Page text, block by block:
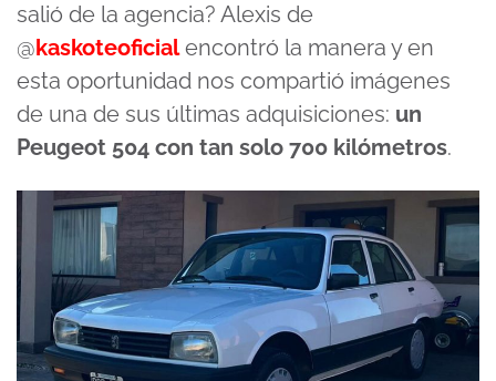
salió de la agencia? Alexis de
@kaskoteoficialencontró la manera y en
esta oportunidad nos compartió imágenes
de una de sus últimas adquisiciones: un
Peugeot 504 con tan solo 700 kilómetros.